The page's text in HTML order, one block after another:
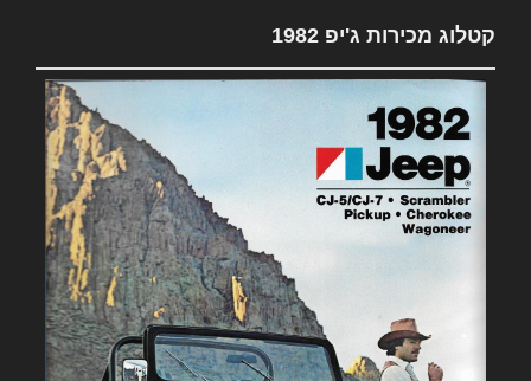
קטלוג מכירות ג'יפ 1982